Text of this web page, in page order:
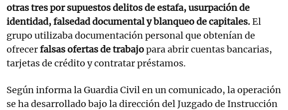
otras tres por supuestos delitos de estafa, usurpación de
identidad, falsedad documental y blanqueo de capitales.El
grupo utilizaba documentación personal que obtenían de
ofrecerfalsas ofertas de trabajopara abrir cuentas bancarias,
tarjetas de crédito y contratar préstamos.
Según informa la Guardia Civil en un comunicado, la operación
se ha desarrollado bajo la dirección del Juzgado de Instrucción